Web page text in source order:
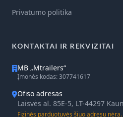
Privatumo politika
KONTAKTAI IR REKVIZITAI
MB „Mtrailers“
Įmonės kodas: 307741617
Ofiso adresas
Laisvės al. 85E-5, LT-44297
Fizinės parduotuvės šiuo adresu nėra.